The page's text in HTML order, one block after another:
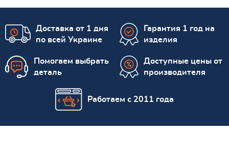
Доставка от 1 дня
по всей Украине
Гарантия 1 год на
изделия
Помогаем выбрать
деталь
Доступные цены от
производителя
Работаем с 2011 года